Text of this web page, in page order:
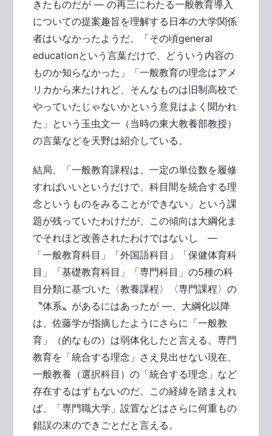
きたものだが ― の再三にわたる一般教育導入
についての提案趣旨を理解する日本の大学関係
者はいなかったようだ。「その頃general
educationという言葉だけで、どういう内容の
ものか知らなかった」「一般教育の理念はアメ
リカから来たけれど、そんなものは旧制高校で
やっていたじゃないかという意見はよく聞かれ
た」という玉虫文一（当時の東大教養部教授）
の言葉などを天野は紹介している。
結局、「一般教育課程は、一定の単位数を履修
すればいいというだけで、科目間を統合する理
念というものをみることができない」という課
題が残っていたわけだが、この傾向は大綱化ま
でそれほど改善されたわけではないし ―
「一般教育科目」「外国語科目」「保健体育科
目」「基礎教育科目」「専門科目」の5種の科
目分類に基づいた〈教養課程〉〈専門課程〉の
〝体系〟があるにはあったが ―、大綱化以降
は、佐藤学が指摘したようにさらに「一般教
育」（的なもの）は弱体化したと言える。専門
教育を「統合する理念」さえ見出せない現在、
一般教養（選択科目）の「統合する理念」など
存在するはずもないのだ。この経緯を踏まえれ
ば、「専門職大学」設置などはさらに何重もの
錯誤の末のできごとだと言える。